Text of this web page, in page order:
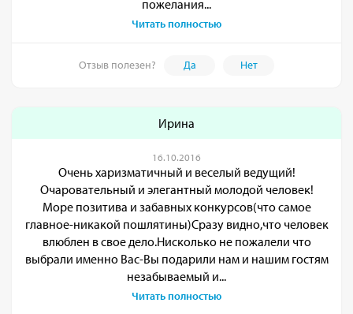
пожелания...
Читать полностью
Отзыв полезен? Да Нет
Ирина
16.10.2016
Очень харизматичный и веселый ведущий!
Очаровательный и элегантный молодой человек!
Море позитива и забавных конкурсов(что самое
главное-никакой пошлятины)Сразу видно,что человек
влюблен в свое дело.Нисколько не пожалели что
выбрали именно Вас-Вы подарили нам и нашим гостям
незабываемый и...
Читать полностью